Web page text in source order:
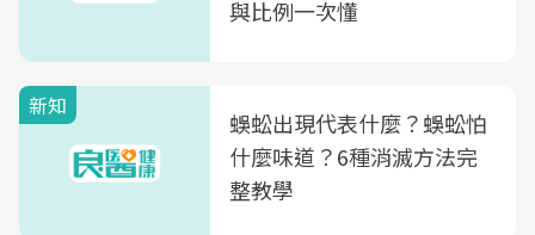
與比例一次懂
新知
蜈蚣出現代表什麼？蜈蚣怕
什麼味道？6種消滅方法完
整教學